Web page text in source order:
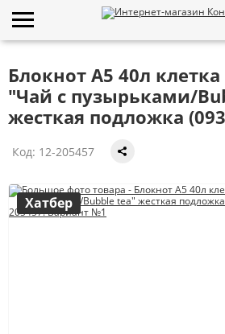
Блокнот А5 40л
"Чай с пузырьками/
жесткая подложка
Код: 12-205457
Хатбер